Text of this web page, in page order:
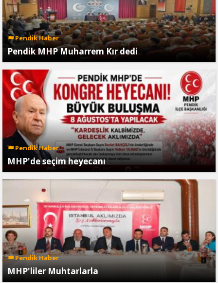
Pendik Haber
Pendik MHP Muharrem Kır dedi
Pendik Haber
MHP'de seçim heyecanı
Pendik Haber
MHP'liler Muhtarlarla